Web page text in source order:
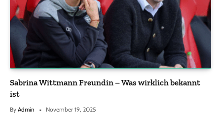
Sabrina Wittmann Freundin – Was wirklich bekannt
ist
By Admin November 19, 2025